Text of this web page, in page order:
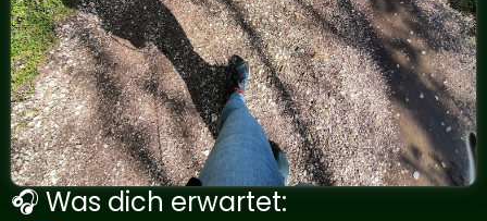
🎧 Was dich erwartet: